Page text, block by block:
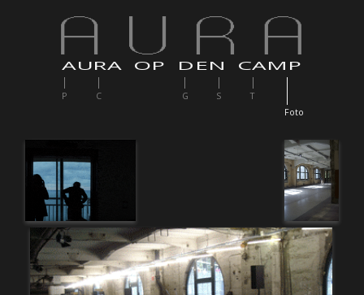
AURA OP DEN CAMP
P C G S
T
Foto